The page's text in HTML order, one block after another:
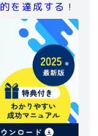
を達成する！